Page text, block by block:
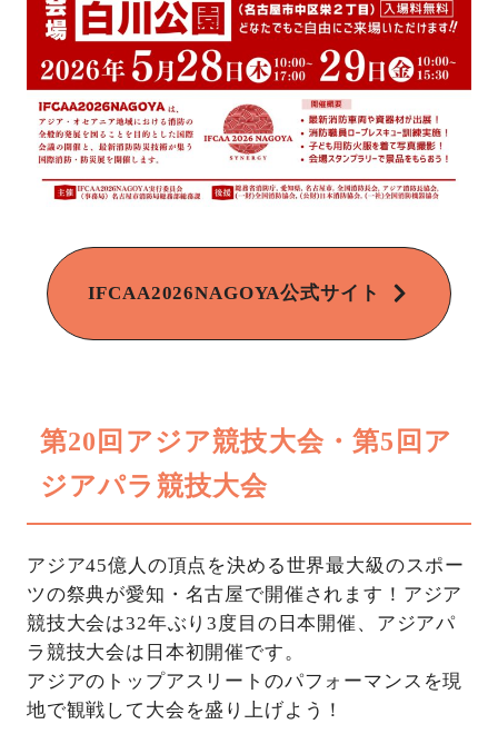
IFCAA2026NAGOYA公式サイト
第20回アジア競技大会・第5回ア
ジアパラ競技大会
アジア45億人の頂点を決める世界最大級のスポー
ツの祭典が愛知・名古屋で開催されます！アジア
競技大会は32年ぶり3度目の日本開催、アジアパ
ラ競技大会は日本初開催です。
アジアのトップアスリートのパフォーマンスを現
地で観戦して大会を盛り上げよう！